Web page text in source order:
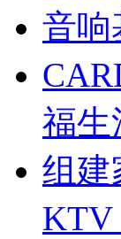
音响
福生
组建
KTV